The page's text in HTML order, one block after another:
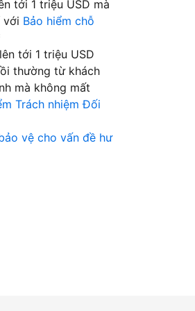
tới 1 triệu USD mà
với Bảo hiểm chỗ
tới 1 triệu USD
thường từ khách
mà không mất
Trách nhiệm Đối
vệ cho vấn đề hư